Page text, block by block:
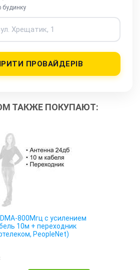
будинку
ПРОВАЙДЕРІВ
ТАКЖЕ ПОКУПАЮТ:
800Мгц с усилением
10м + переходник
PeopleNet)